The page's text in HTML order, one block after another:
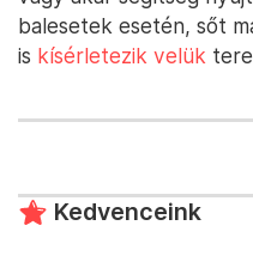
balesetek esetén, sőt
is kísérletezik velük
Kedvenceink